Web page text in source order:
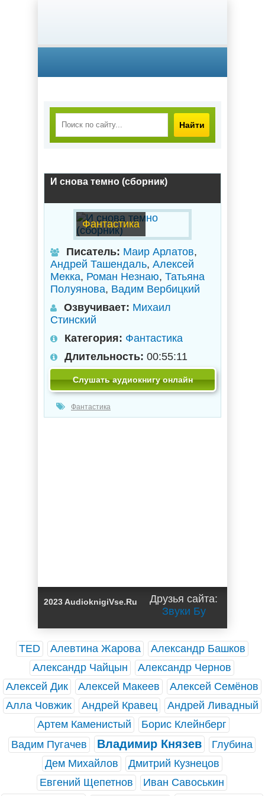
Найти
И снова темно (сборник)
Фантастика
Писатель: Маир Арлатов,
Андрей Ташендаль, Алексей
Мекка, Роман Незнаю, Татьяна
Полуянова, Вадим Вербицкий
Озвучивает: Михаил
Стинский
Категория: Фантастика
Длительность: 00:55:11
Слушать аудиокнигу онлайн
Фантастика
2023 AudioknigiVse.Ru
Друзья сайта:
Звуки Бу
TED Алевтина Жарова
Александр Башков
Александр Чайцын
Александр Чернов
Алексей Дик
Алексей Макеев
Алексей Семёнов
Алла Човжик
Андрей Кравец
Андрей Ливадный
Артем Каменистый
Борис Клейнберг
Вадим Пугачев
Владимир Князев
Глубина
Дем Михайлов
Дмитрий Кузнецов
Евгений Щепетнов
Иван Савоськин